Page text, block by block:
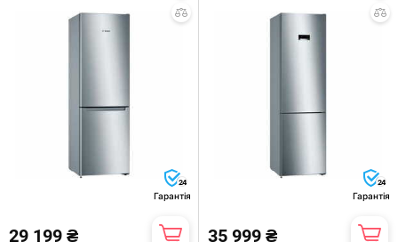
24
Гарантія
29 199 ₴
24
Гарантія
35 999 ₴